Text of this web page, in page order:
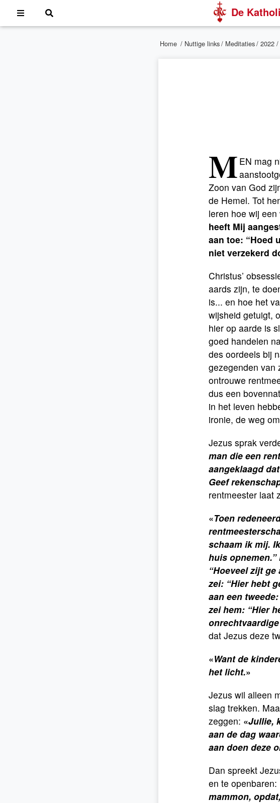
De
Home / Nuttige links/ Meditaties/ 2022 /
M EN mag
Zoon van God
de Hemel. Tot
leren hoe wij
heeft Mij
aan toe: “Hoed
niet verzekerd
Christus’
aards zijn, te
is... en hoe het
wijsheid getuigt,
hier op aarde is
goed handelen
des oordeels bij
gezegenden van
ontrouwe
dus een
in het leven
ironie, de weg
Jezus sprak
man die een
aangeklaagd
Geef
rentmeester laat
«Toen
schaam ik mij.
huis
“Hoeveel zijt
zei: “Hier hebt
aan een
zei hem: “Hier
dat Jezus deze
«Want de
het licht.»
Jezus wil alleen
slag trekken.
zeggen: «Jullie,
aan de dag
aan doen deze
Dan spreekt
en te openbaren:
mammon,